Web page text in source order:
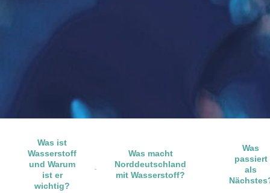
Was ist
Wasserstoff
und Warum
ist er
wichtig?
Was macht
Norddeutschland
mit Wasserstoff?
Was
passiert
als